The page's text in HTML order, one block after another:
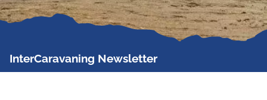
InterCaravaning Newsletter